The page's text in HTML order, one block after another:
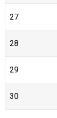
27
28
29
30